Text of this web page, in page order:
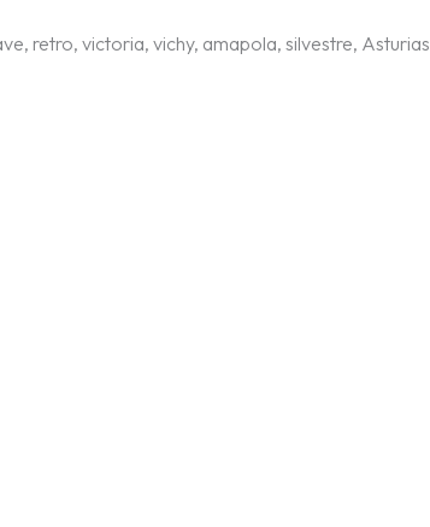
retro, victoria, vichy, amapola, silvestre, Asturias